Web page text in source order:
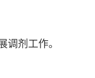
调剂工作。